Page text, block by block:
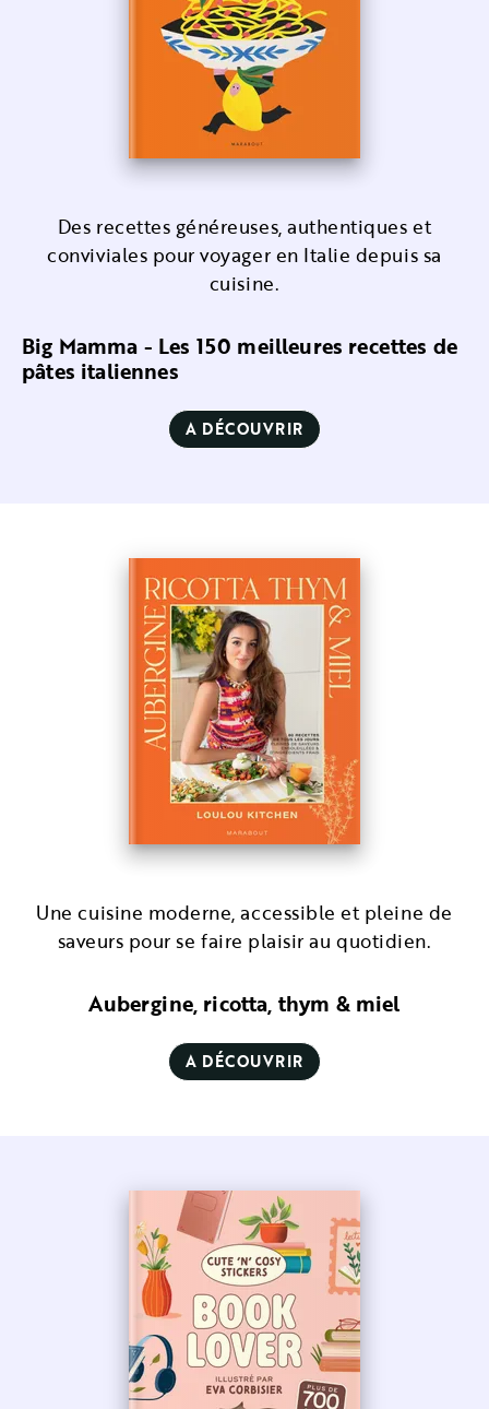
Des recettes généreuses, authentiques et
conviviales pour voyager en Italie depuis sa
cuisine.
Big Mamma - Les 150 meilleures recettes de
pâtes italiennes
A DÉCOUVRIR
Une cuisine moderne, accessible et pleine de
saveurs pour se faire plaisir au quotidien.
Aubergine, ricotta, thym & miel
A DÉCOUVRIR